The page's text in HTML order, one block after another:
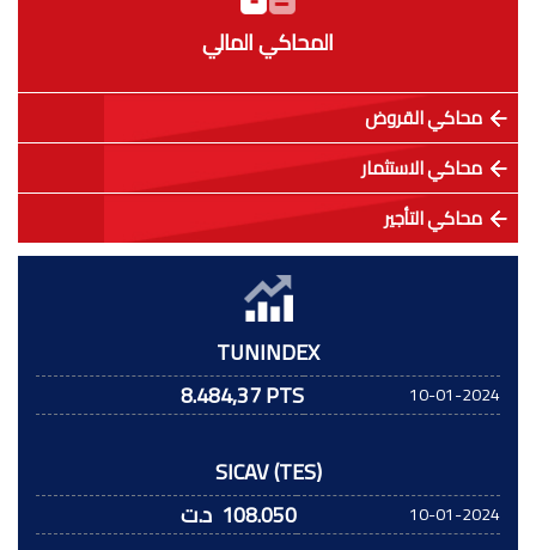
المحاكي المالي
محاكي القروض
محاكي الاستثمار
محاكي التأجير
TUNINDEX
10-01-2024
8.484,37 PTS
SICAV (TES)
10-01-2024
108.050 د.ت